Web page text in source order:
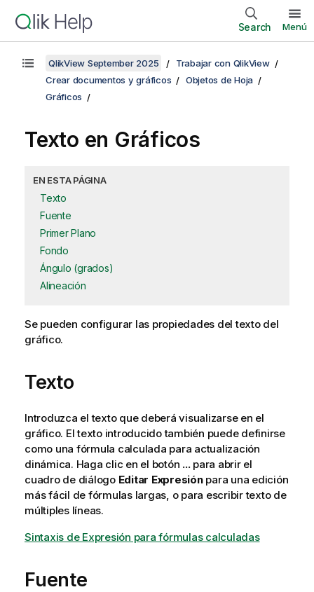
Search Menú
QlikView September 2025
Trabajar con QlikView
Crear documentos y gráficos
Objetos de Hoja
Gráficos
Texto en Gráficos
EN ESTA PÁGINA
Texto
Fuente
Primer Plano
Fondo
Ángulo (grados)
Alineación
Se pueden configurar las propiedades del texto del
gráfico.
Texto
Introduzca el texto que deberá visualizarse en el
gráfico. El texto introducido también puede definirse
como una fórmula calculada para actualización
dinámica. Haga clic en el botón ...para abrir el
cuadro de diálogo Editar Expresiónpara una edición
más fácil de fórmulas largas, o para escribir texto de
múltiples líneas.
Sintaxis de Expresión para fórmulas calculadas
Fuente